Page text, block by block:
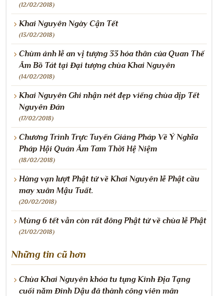
(12/02/2018)
Khai Nguyên Ngày Cận Tết
(13/02/2018)
Chùm ảnh lễ an vị tượng 33 hóa thân của Quan Thế
Âm Bồ Tát tại Đại tượng chùa Khai Nguyên
(14/02/2018)
Khai Nguyên Ghi nhận nét đẹp viếng chùa dịp Tết
Nguyên Đán
(17/02/2018)
Chương Trình Trực Tuyến Giảng Pháp Về Ý Nghĩa
Pháp Hội Quán Âm Tam Thời Hệ Niệm
(18/02/2018)
Hàng vạn lượt Phật tử về Khai Nguyên lễ Phật cầu
may xuân Mậu Tuất.
(20/02/2018)
Mùng 6 tết vẫn còn rất đông Phật tử về chùa lễ Phật
(21/02/2018)
Những tin cũ hơn
Chùa Khai Nguyên khóa tu tụng Kinh Địa Tạng
cuối năm Đinh Dậu đã thành công viên mãn